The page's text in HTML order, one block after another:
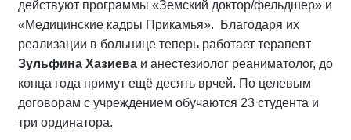
действуют программы «Земский доктор/фельдшер» и
«Медицинские кадры Прикамья». Благодаря их
реализации в больнице теперь работает терапевт
Зульфина Хазиева и анестезиолог реаниматолог, до
конца года примут ещё десять врчей. По целевым
договорам с учреждением обучаются 23 студента и
три ординатора.